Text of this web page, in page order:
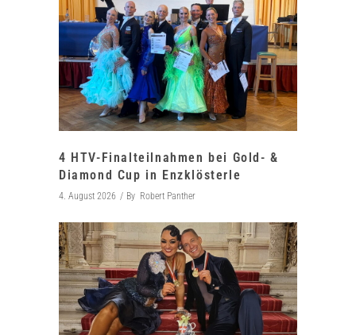
4 HTV-Finalteilnahmen bei Gold- &
Diamond Cup in Enzklösterle
4. August 2026 By Robert Panther